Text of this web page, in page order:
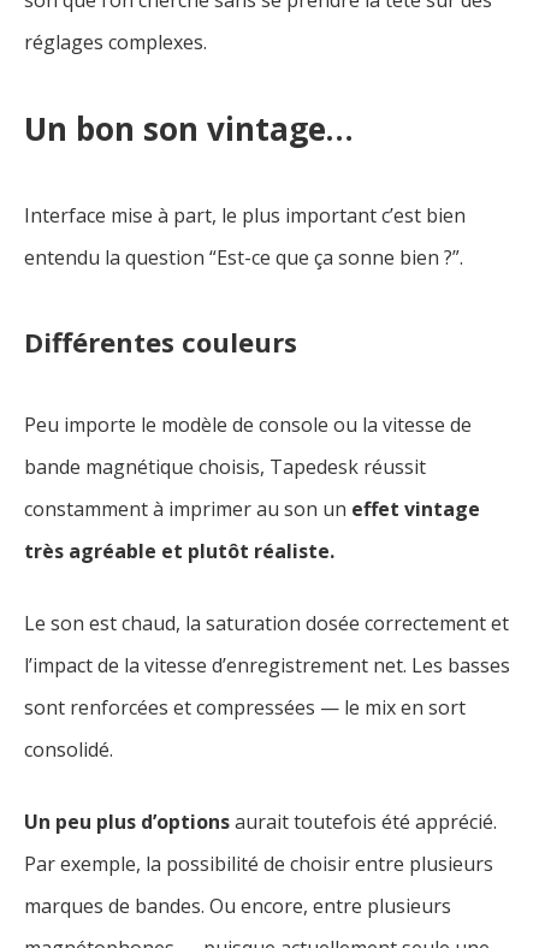
réglages complexes.
Un bon son vintage…
Interface mise à part, le plus important c’est bien
entendu la question “Est-ce que ça sonne bien ?”.
Différentes couleurs
Peu importe le modèle de console ou la vitesse de
bande magnétique choisis, Tapedesk réussit
constamment à imprimer au son un effet vintage
très agréable et plutôt réaliste.
Le son est chaud, la saturation dosée correctement et
l’impact de la vitesse d’enregistrement net. Les basses
sont renforcées et compressées — le mix en sort
consolidé.
Un peu plus d’optionsaurait toutefois été apprécié.
Par exemple, la possibilité de choisir entre plusieurs
marques de bandes. Ou encore, entre plusieurs